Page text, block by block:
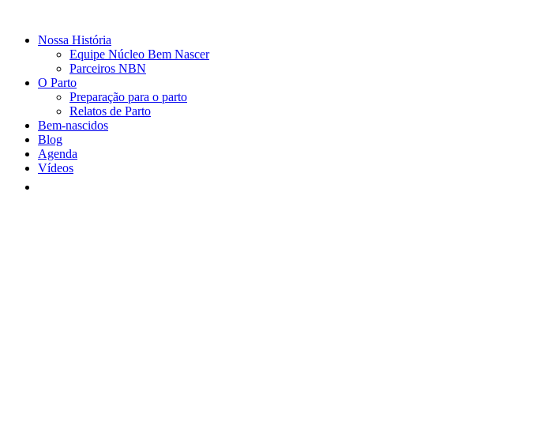
Nossa História
Equipe Núcleo Bem Nascer
Parceiros NBN
O Parto
Preparação para o parto
Relatos de Parto
Bem-nascidos
Blog
Agenda
Vídeos